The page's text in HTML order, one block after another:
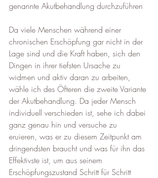
genannte Akutbehandlung durchzuführen
Da viele Menschen während einer
chronischen Erschöpfung gar nicht in der
Lage sind und die Kraft haben, sich den
Dingen in ihrer tiefsten Ursache zu
widmen und aktiv daran zu arbeiten,
wähle ich des Öfteren die zweite Variante
der Akutbehandlung. Da jeder Mensch
individuell verschieden ist, sehe ich dabei
ganz genau hin und versuche zu
eruieren, was er zu diesem Zeitpunkt am
dringendsten braucht und was für ihn das
Effektivste ist, um aus seinem
Erschöpfungszustand Schritt für Schritt